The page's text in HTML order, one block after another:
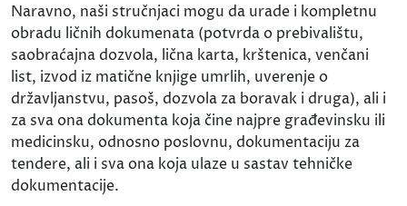
Naravno, naši stručnjaci mogu da urade i kompletnu
obradu ličnih dokumenata (potvrda o prebivalištu,
saobraćajna dozvola, lična karta, krštenica, venčani
list, izvod iz matične knjige umrlih, uverenje o
državljanstvu, pasoš, dozvola za boravak i druga), ali i
za sva ona dokumenta koja čine najpre građevinsku ili
medicinsku, odnosno poslovnu, dokumentaciju za
tendere, ali i sva ona koja ulaze u sastav tehničke
dokumentacije.